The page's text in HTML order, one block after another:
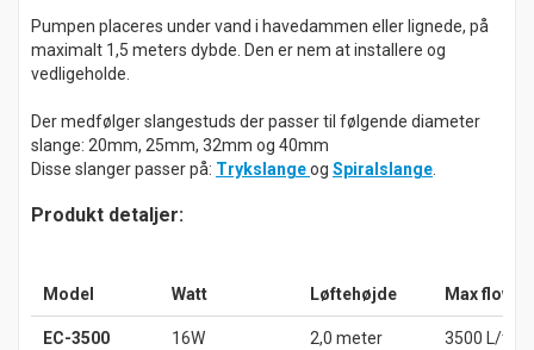
Pumpen placeres under vand i havedammen eller lignede, på
maximalt 1,5 meters dybde. Den er nem at installere og
vedligeholde.
Der medfølger slangestuds der passer til følgende diameter
slange: 20mm, 25mm, 32mm og 40mm
Disse slanger passer på: Trykslangeog Spiralslange
Produkt detaljer:
Model Watt Løftehøjde Max flow
EC-3500 16W 2,0 meter 3500 L/